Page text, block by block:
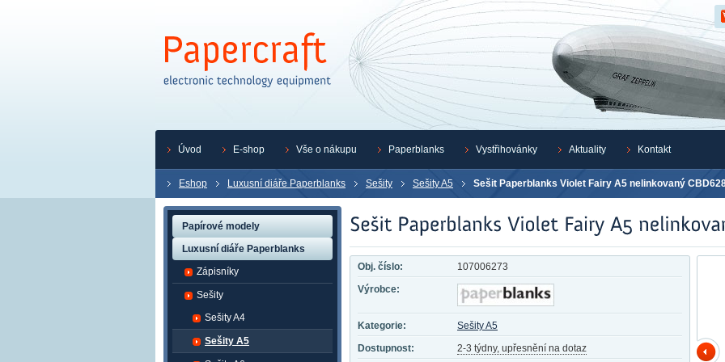
Eshop Luxusní diáře Paperblanks Sešity Sešity A5 Sešit Paperblanks Violet Fairy A5 nelinkovaný
Obj. číslo:
107006273
Výrobce:
Kategorie:
Sešity A5
Dostupnost:
2-3 týdny, upřesnění na dotaz
Papírové modely
Luxusní diáře Paperblanks
Zápisníky
Sešity
Sešity A4
Sešity A5
Úvod E-shop Vše o nákupu Paperblanks Vystřihovánky Aktuality Kontakt